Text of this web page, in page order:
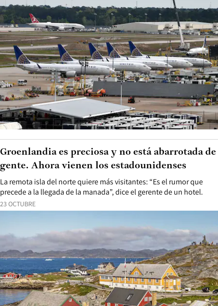
23 OCTUBRE
La remota isla del norte quiere más visitantes: “Es el rumor que
precede a la llegada de la manada”, dice el gerente de un hotel.
Groenlandia es preciosa y no está abarrotada de
gente. Ahora vienen los estadounidenses